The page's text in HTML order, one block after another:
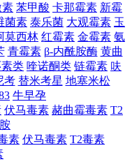
素 苯甲酸 卡那霉素 新霉
菌素 泰乐菌 大观霉素 玉
莫西林 红霉素 金霉素 氨
青霉素 β-内酰胺酶 黄曲
素类 喹诺酮类 链霉素 呋
考 替米考星 地塞米松
牛早孕
伏马毒素 赭曲霉毒素 T2
素 伏马毒素 T2毒素